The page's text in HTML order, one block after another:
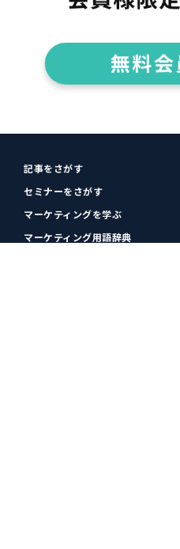
記事をさがす
セミナーをさがす
マーケティングを学ぶ
マーケティング用語辞典